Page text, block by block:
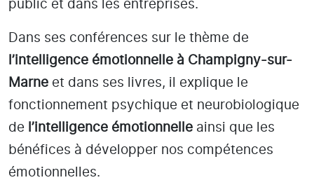
public et dans les entreprises.
Dans ses conférences sur le thème de
l’intelligence émotionnelle à Champigny-sur-
Marne et dans ses livres, il explique le
fonctionnement psychique et neurobiologique
de l’intelligence émotionnelle ainsi que les
bénéfices à développer nos compétences
émotionnelles.